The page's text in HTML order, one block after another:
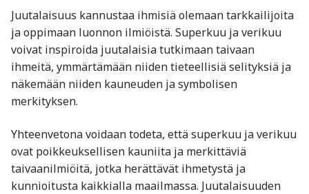
Juutalaisuus kannustaa ihmisiä olemaan tarkkailijoita
ja oppimaan luonnon ilmiöistä. Superkuu ja verikuu
voivat inspiroida juutalaisia tutkimaan taivaan
ihmeitä, ymmärtämään niiden tieteellisiä selityksiä ja
näkemään niiden kauneuden ja symbolisen
merkityksen.
Yhteenvetona voidaan todeta, että superkuu ja verikuu
ovat poikkeuksellisen kauniita ja merkittäviä
taivaanilmiöitä, jotka herättävät ihmetystä ja
kunnioitusta kaikkialla maailmassa. Juutalaisuuden